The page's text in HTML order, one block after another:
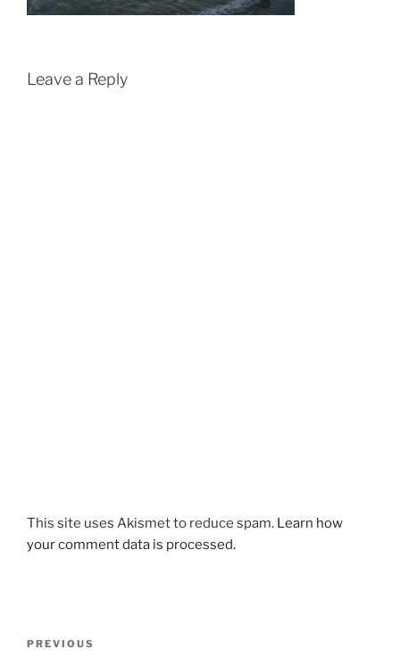
Leave a Reply
This site uses Akismet to reduce spam. Learn how
your comment data is processed.
Previous
PREVIOUS